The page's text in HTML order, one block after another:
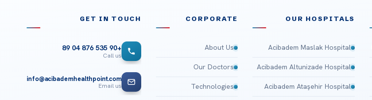
OUR HOSPITALS
Acibadem Maslak Hospital
Acibadem Altunizade Hospital
Acibadem Ataşehir Hospital
CORPORATE
About Us
Our Doctors
Technologies
GET IN TOUCH
+90 535 876 04 89
Call us
info@acibademhealthpoint.com
Email us